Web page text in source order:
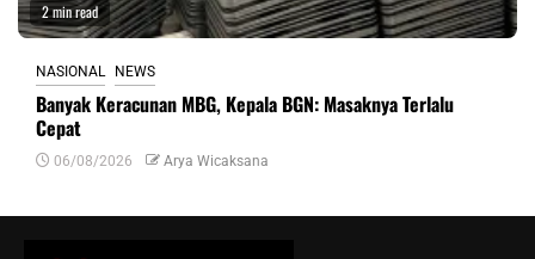
2 min read
NASIONAL NEWS
Banyak Keracunan MBG, Kepala BGN: Masaknya Terlalu
Cepat
06/08/2026 Arya Wicaksana